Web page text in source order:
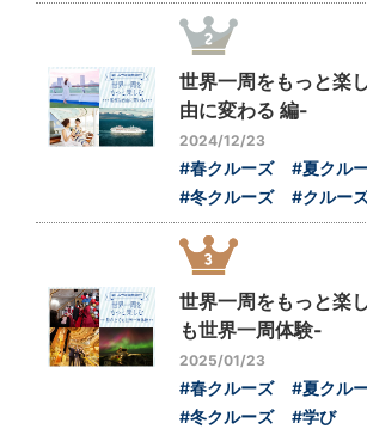
世界一周をもっと楽
由に変わる 編-
2024/12/23
#春クルーズ
#夏クル
#冬クルーズ
#クルー
世界一周をもっと楽
も世界一周体験-
2025/01/23
#春クルーズ
#夏クル
#冬クルーズ
#学び